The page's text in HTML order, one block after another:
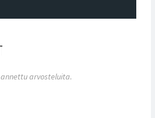
arvosteluita.